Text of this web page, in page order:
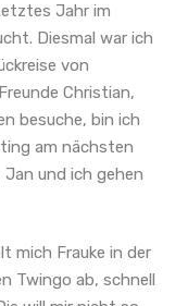
Jahr im
Diesmal war ich
von
Christian,
besuche, bin ich
am nächsten
Jan und ich gehen
mich Frauke in der
Twingo ab, schnell